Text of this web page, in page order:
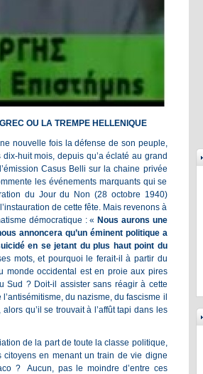
OU LA TREMPE HELLENIQUE
nouvelle fois la défense de son peuple,
huit mois, depuis qu’a éclaté au grand
Casus Belli sur la chaine privée
les événements marquants qui se
du Jour du Non (28 octobre 1940)
de cette fête. Mais revenons à
démocratique : « Nous aurons une
annoncera qu’un éminent politique a
en se jetant du plus haut point du
mots, et pourquoi le ferait-il à partir du
monde occidental est en proie aux pires
Sud ? Doit-il assister sans réagir à cette
du nazisme, du fascisme il
qu’il se trouvait à l’affût tapi dans les
de la part de toute la classe politique,
citoyens en menant un train de vie digne
? Aucun, pas le moindre d’entre ces